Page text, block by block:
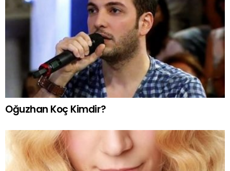
Oğuzhan Koç Kimdir?